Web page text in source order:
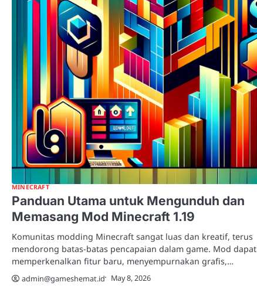
MINECRAFT
Panduan Utama untuk Mengunduh dan
Memasang Mod Minecraft 1.19
Komunitas modding Minecraft sangat luas dan kreatif, terus
mendorong batas-batas pencapaian dalam game. Mod dapat
memperkenalkan fitur baru, menyempurnakan grafis,…
admin@gameshemat.id May 8, 2026